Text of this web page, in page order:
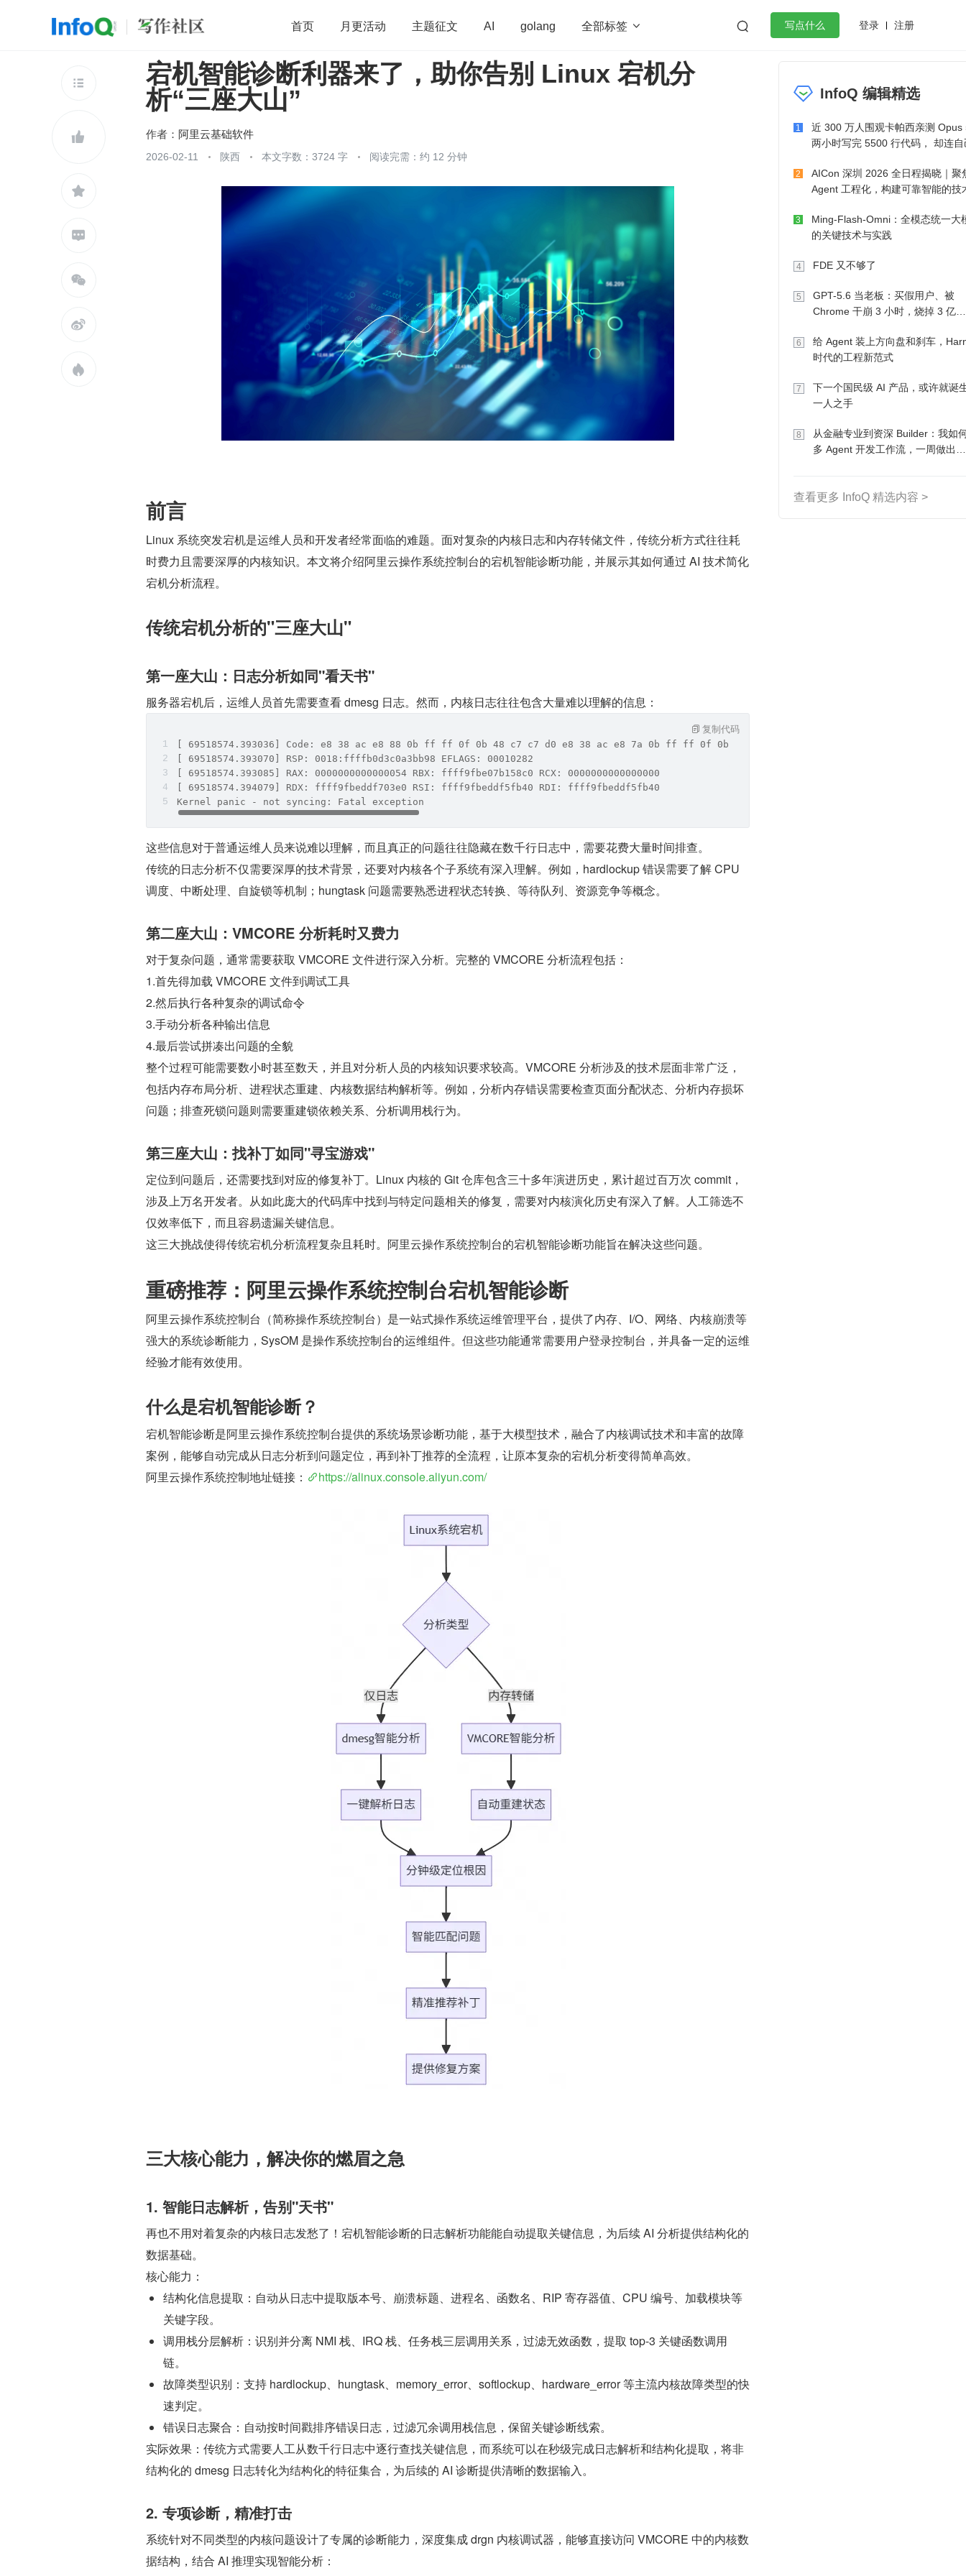
首页 月更活动 主题征文 AI golang 全部标签   写点什么 登录 注册
Java 开源 架构 OpenHarmony 算法 学习方法 Web3.0 高效工作
大数据 团队管理 flutter
查看更多







宕机智能诊断利器来了，助你告别 Linux 宕机分
析“三座大山”
作者： 阿里云基础软件
2026-02-11 陕西 本文字数：3724 字 阅读完需：约 12 分钟
前言
Linux 系统突发宕机是运维人员和开发者经常面临的难题。面对复杂的内核日志和内存转储文件，传统分析方式往往耗
时费力且需要深厚的内核知识。本文将介绍阿里云操作系统控制台的宕机智能诊断功能，并展示其如何通过 AI 技术简化
宕机分析流程。
传统宕机分析的"三座大山"
第一座大山：日志分析如同"看天书"
服务器宕机后，运维人员首先需要查看 dmesg 日志。然而，内核日志往往包含大量难以理解的信息：
[ 69518574.393036] Code: e8 38 ac e8 88 0b ff ff 0f 0b 48 c7 c7 d0 e8 38 ac e8 7a 0b ff ff 0f 0b 48 89 f2 48 89 fe 48 c7 c7 90 e8 38
[ 69518574.393070] RSP: 0018:ffffb0d3c0a3bb98 EFLAGS: 00010282
[ 69518574.393085] RAX: 0000000000000054 RBX: ffff9fbe07b158c0 RCX: 0000000000000000
[ 69518574.394079] RDX: ffff9fbeddf703e0 RSI: ffff9fbeddf5fb40 RDI: ffff9fbeddf5fb40
Kernel panic - not syncing: Fatal exception
复制代码
这些信息对于普通运维人员来说难以理解，而且真正的问题往往隐藏在数千行日志中，需要花费大量时间排查。
传统的日志分析不仅需要深厚的技术背景，还要对内核各个子系统有深入理解。例如，hardlockup 错误需要了解 CPU
调度、中断处理、自旋锁等机制；hungtask 问题需要熟悉进程状态转换、等待队列、资源竞争等概念。
第二座大山：VMCORE 分析耗时又费力
对于复杂问题，通常需要获取 VMCORE 文件进行深入分析。完整的 VMCORE 分析流程包括：
1.首先得加载 VMCORE 文件到调试工具
2.然后执行各种复杂的调试命令
3.手动分析各种输出信息
4.最后尝试拼凑出问题的全貌
整个过程可能需要数小时甚至数天，并且对分析人员的内核知识要求较高。VMCORE 分析涉及的技术层面非常广泛，
包括内存布局分析、进程状态重建、内核数据结构解析等。例如，分析内存错误需要检查页面分配状态、分析内存损坏
问题；排查死锁问题则需要重建锁依赖关系、分析调用栈行为。
第三座大山：找补丁如同"寻宝游戏"
定位到问题后，还需要找到对应的修复补丁。Linux 内核的 Git 仓库包含三十多年演进历史，累计超过百万次 commit，
涉及上万名开发者。从如此庞大的代码库中找到与特定问题相关的修复，需要对内核演化历史有深入了解。人工筛选不
仅效率低下，而且容易遗漏关键信息。
这三大挑战使得传统宕机分析流程复杂且耗时。阿里云操作系统控制台的宕机智能诊断功能旨在解决这些问题。
重磅推荐：阿里云操作系统控制台宕机智能诊断
阿里云操作系统控制台（简称操作系统控制台）是一站式操作系统运维管理平台，提供了内存、I/O、网络、内核崩溃等
强大的系统诊断能力，SysOM 是操作系统控制台的运维组件。但这些功能通常需要用户登录控制台，并具备一定的运维
经验才能有效使用。
什么是宕机智能诊断？
宕机智能诊断是阿里云操作系统控制台提供的系统场景诊断功能，基于大模型技术，融合了内核调试技术和丰富的故障
案例，能够自动完成从日志分析到问题定位，再到补丁推荐的全流程，让原本复杂的宕机分析变得简单高效。
阿里云操作系统控制地址链接：
https://alinux.console.aliyun.com/
三大核心能力，解决你的燃眉之急
1. 智能日志解析，告别"天书"
再也不用对着复杂的内核日志发愁了！宕机智能诊断的日志解析功能能自动提取关键信息，为后续 AI 分析提供结构化的
数据基础。
核心能力：
结构化信息提取：自动从日志中提取版本号、崩溃标题、进程名、函数名、RIP 寄存器值、CPU 编号、加载模块等
关键字段。
调用栈分层解析：识别并分离 NMI 栈、IRQ 栈、任务栈三层调用关系，过滤无效函数，提取 top-3 关键函数调用
链。
故障类型识别：支持 hardlockup、hungtask、memory_error、softlockup、hardware_error 等主流内核故障类型的快
速判定。
错误日志聚合：自动按时间戳排序错误日志，过滤冗余调用栈信息，保留关键诊断线索。
实际效果：传统方式需要人工从数千行日志中逐行查找关键信息，而系统可以在秒级完成日志解析和结构化提取，将非
结构化的 dmesg 日志转化为结构化的特征集合，为后续的 AI 诊断提供清晰的数据输入。
2. 专项诊断，精准打击
系统针对不同类型的内核问题设计了专属的诊断能力，深度集成 drgn 内核调试器，能够直接访问 VMCORE 中的内核数
据结构，结合 AI 推理实现智能分析：
InfoQ 编辑精选
1
近 300 万人围观卡帕西亲测 Opus
两小时写完 5500 行代码， 却连自
2
AICon 深圳 2026 全日程揭晓｜聚
Agent 工程化，构建可靠智能的技
3
Ming-Flash-Omni：全模态统一大
的关键技术与实践
4 FDE 又不够了
5
GPT-5.6 当老板：买假用户、被
Chrome 干崩 3 小时，烧掉 3 亿
6
给 Agent 装上方向盘和刹车，
时代的工程新范式
7
下一个国民级 AI 产品，或许就诞
一人之手
8
从金融专业到资深 Builder：我如
多 Agent 开发工作流，一周做出
查看更多 InfoQ 精选内容 >